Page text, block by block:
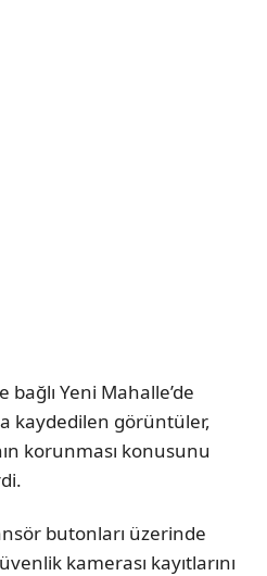
bağlı Yeni Mahalle’de
kaydedilen görüntüler,
korunması konusunu
butonları üzerinde
kamerası kayıtlarını